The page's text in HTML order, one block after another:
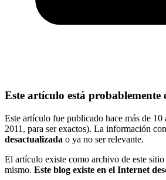
Este artículo está probablemente
Este artículo fue publicado hace más de 10
2011, para ser exactos). La información
desactualizada o ya no ser relevante.
El artículo existe como archivo de este
mismo. Este blog existe en el Internet